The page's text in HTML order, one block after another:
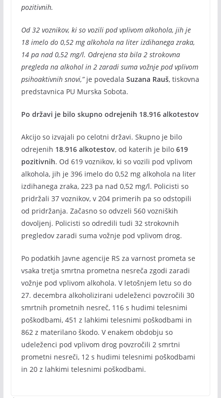
pozitivnih.
Od 32 voznikov, ki so vozili pod vplivom alkohola, jih je
18 imelo do 0,52 mg alkohola na liter izdihanega zraka,
14 pa nad 0,52 mg/l. Odrejena sta bila 2 strokovna
pregleda na alkohol in 2 zaradi suma vožnje pod vplivom
psihoaktivnih snovi,”je povedala Suzana Rauš, tiskovna
predstavnica PU Murska Sobota.
Po državi je bilo skupno odrejenih 18.916 alkotestov
Akcijo so izvajali po celotni državi. Skupno je bilo
odrejenih 18.916 alkotestov, od katerih je bilo 619
pozitivnih. Od 619 voznikov, ki so vozili pod vplivom
alkohola, jih je 396 imelo do 0,52 mg alkohola na liter
izdihanega zraka, 223 pa nad 0,52 mg/l. Policisti so
pridržali 37 voznikov, v 204 primerih pa so odstopili
od pridržanja. Začasno so odvzeli 560 vozniških
dovoljenj. Policisti so odredili tudi 32 strokovnih
pregledov zaradi suma vožnje pod vplivom drog.
Po podatkih Javne agencije RS za varnost prometa se
vsaka tretja smrtna prometna nesreča zgodi zaradi
vožnje pod vplivom alkohola. V letošnjem letu so do
27. decembra alkoholizirani udeleženci povzročili 30
smrtnih prometnih nesreč, 116 s hudimi telesnimi
poškodbami, 451 z lahkimi telesnimi poškodbami in
862 z materilano škodo. V enakem obdobju so
udeleženci pod vplivom drog povzročili 2 smrtni
prometni nesreči, 12 s hudimi telesnimi poškodbami
in 20 z lahkimi telesnimi poškodbami.